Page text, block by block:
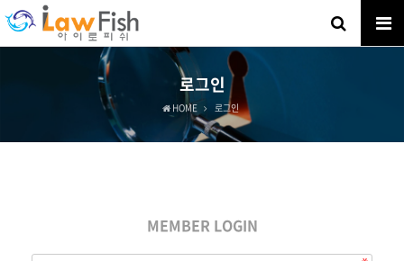
로그인
HOME 로그인
MEMBER LOGIN